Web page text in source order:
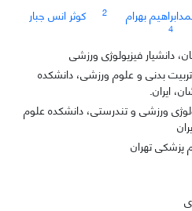
بهرام 2
کوثر انس جبار
4
دانشیار فیزیولوژی ورزشی
بدنی و علوم ورزشی، دانشکده
ایران.
ورزشی و تندرستی، دانشکده علوم
تهران